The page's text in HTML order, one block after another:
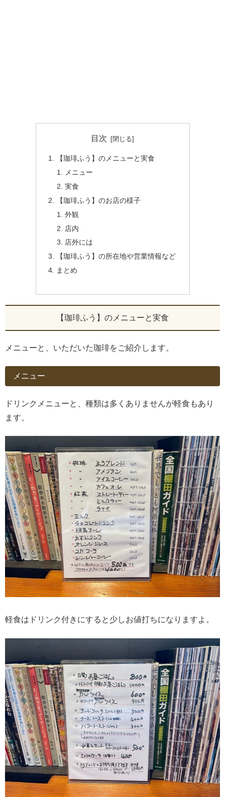
目次
【珈琲ふう】のメニューと実食
メニュー
実食
【珈琲ふう】のお店の様子
外観
店内
店外には
【珈琲ふう】の所在地や営業情報など
まとめ
【珈琲ふう】のメニューと実食
メニューと、いただいた珈琲をご紹介します。
メニュー
ドリンクメニューと、種類は多くありませんが軽食もあり
ます。
軽食はドリンク付きにすると少しお値打ちになりますよ。